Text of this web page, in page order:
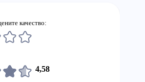
качество:
4,58